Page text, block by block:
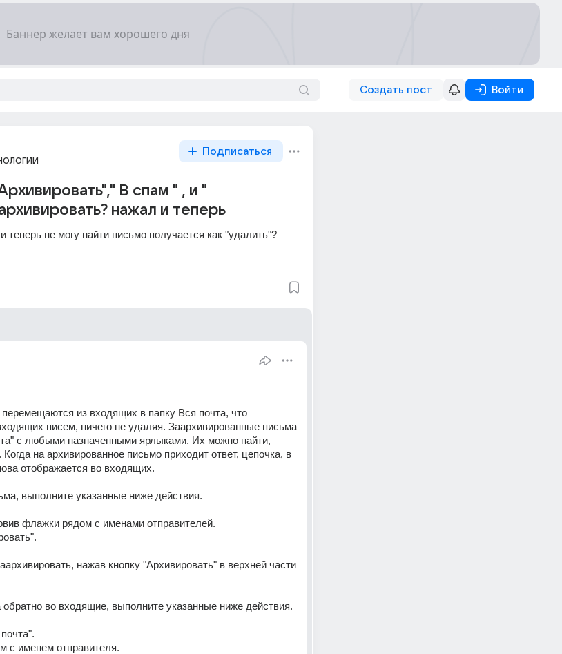
Создать пост Войти
Подписаться
В спам " , и "
нажал и теперь
теперь не могу найти письмо получается как "удалить"?
из входящих в папку Вся почта, что
писем, ничего не удаляя. Заархивированные письма
с любыми назначенными ярлыками. Их можно найти,
на архивированное письмо приходит ответ, цепочка, в
отображается во входящих.
выполните указанные ниже действия.
флажки рядом с именами отправителей.
нажав кнопку "Архивировать" в верхней части
во входящие, выполните указанные ниже действия.
с именем отправителя.